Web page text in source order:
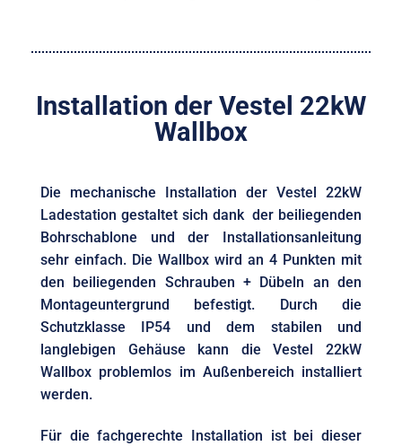
Installation der Vestel 22kW
Wallbox
Die mechanische Installation der Vestel 22kW
Ladestation gestaltet sich dank der beiliegenden
Bohrschablone und der Installationsanleitung
sehr einfach. Die Wallbox wird an 4 Punkten mit
den beiliegenden Schrauben + Dübeln an den
Montageuntergrund befestigt. Durch die
Schutzklasse IP54 und dem stabilen und
langlebigen Gehäuse kann die Vestel 22kW
Wallbox problemlos im Außenbereich installiert
werden.
Für die fachgerechte Installation ist bei dieser